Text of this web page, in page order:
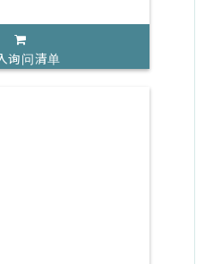
询问清单